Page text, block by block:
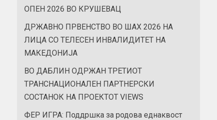
ОПЕН 2026 ВО КРУШЕВАЦ
ДРЖАВНО ПРВЕНСТВО ВО ШАХ 2026 НА
ЛИЦА СО ТЕЛЕСЕН ИНВАЛИДИТЕТ НА
МАКЕДОНИЈА
ВО ДАБЛИН ОДРЖАН ТРЕТИОТ
ТРАНСНАЦИОНАЛЕН ПАРТНЕРСКИ
СОСТАНОК НА ПРОЕКТОТ VIEWS
ФЕР ИГРА: Поддршка за родова еднаквост